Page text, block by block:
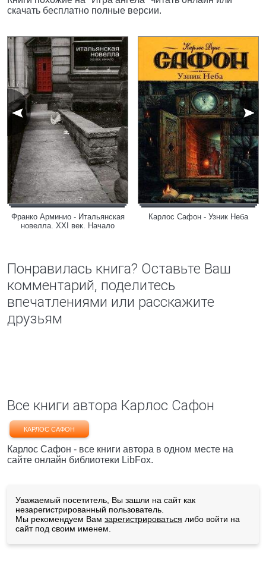
скачать бесплатно полные версии.
Франко Арминио - Итальянская
новелла. XXI век. Начало
Карлос Сафон - Узник Неба
Понравилась книга? Оставьте Ваш
комментарий, поделитесь
впечатлениями или расскажите
друзьям
Все книги автора Карлос Сафон
КАРЛОС САФОН
Карлос Сафон - все книги автора в одном месте на
сайте онлайн библиотеки LibFox.
Уважаемый посетитель, Вы зашли на сайт как
незарегистрированный пользователь.
Мы рекомендуем Вам зарегистрироваться либо войти на
сайт под своим именем.